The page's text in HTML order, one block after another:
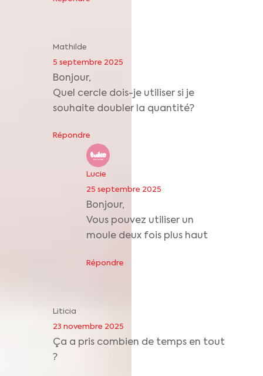
Mathilde
5 septembre 2025
Bonjour,
Quel cercle dois-je utiliser si je
souhaite doubler la quantité?
Répondre
Lucie
25 septembre 2025
Bonjour,
Vous pouvez utiliser un
moule deux fois plus haut
Répondre
Liticia
23 novembre 2025
Ça a pris combien de temps en tout
?